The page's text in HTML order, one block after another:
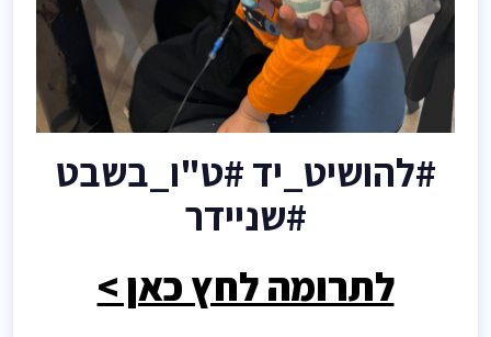
#להושיט_יד #ט"ו_בשבט
#שניידר
לתרומה לחץ כאן >